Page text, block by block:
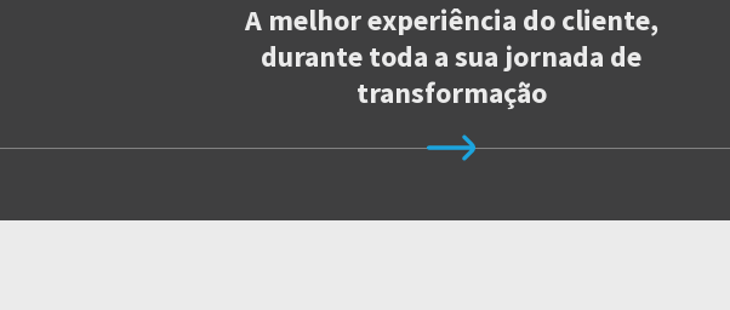
A melhor experiência do cliente,
durante toda a sua jornada de
transformação